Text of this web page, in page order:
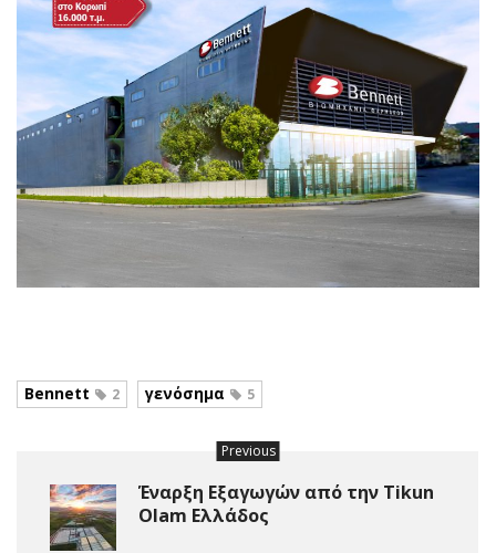
Bennett 2 γενόσημα 5
Previous
Έναρξη Εξαγωγών από την Tikun
Olam Ελλάδος